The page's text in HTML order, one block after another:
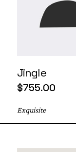
Jingle
$755.00
Exquisite